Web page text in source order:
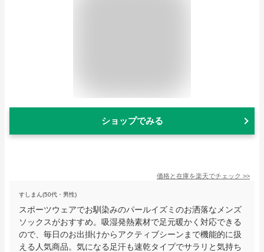
ショップでみる
価格と在庫を楽天でチェック >>
すしまん(50代・男性)
スポーツウェアでお馴染みのパールイズミのお洒落なメンズ
ソックスがおすすめ。吸湿発熱素材で足元暖かく対応できる
ので、毎日のお出掛けからアクティブシーンまで機能的に扱
える人気商品。気になる足汗も速乾タイプでサラリと気持ち